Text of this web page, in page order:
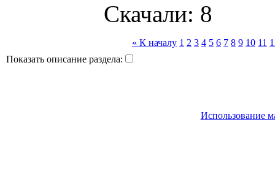
Скачали: 8
« К началу 1 2 3 4 5 6 7 8 9 10 11
Показать описание раздела:
Использование